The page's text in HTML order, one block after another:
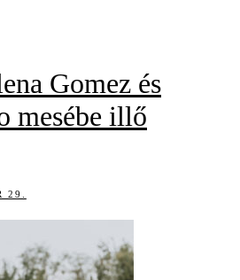
Gomez és
mesébe illő
29.